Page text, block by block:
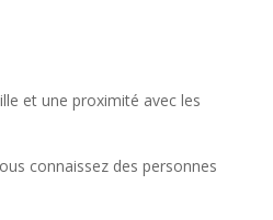
et une proximité avec les
connaissez des personnes